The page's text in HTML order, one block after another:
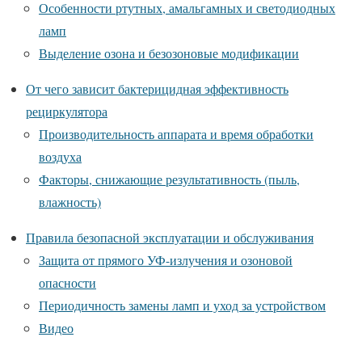
Особенности ртутных, амальгамных и светодиодных
ламп
Выделение озона и безозоновые модификации
От чего зависит бактерицидная эффективность
рециркулятора
Производительность аппарата и время обработки
воздуха
Факторы, снижающие результативность (пыль,
влажность)
Правила безопасной эксплуатации и обслуживания
Защита от прямого УФ-излучения и озоновой
опасности
Периодичность замены ламп и уход за устройством
Видео